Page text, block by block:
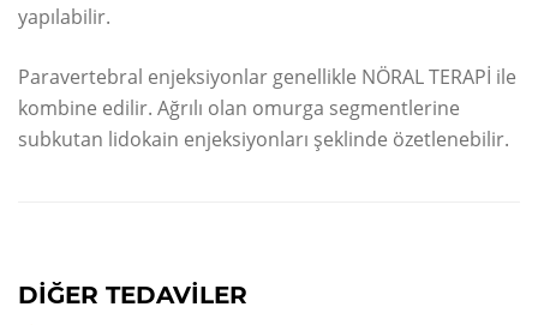
yapılabilir.
Paravertebral enjeksiyonlar genellikle NÖRAL TERAPİ ile
kombine edilir. Ağrılı olan omurga segmentlerine
subkutan lidokain enjeksiyonları şeklinde özetlenebilir.
DIĞER TEDAVILER